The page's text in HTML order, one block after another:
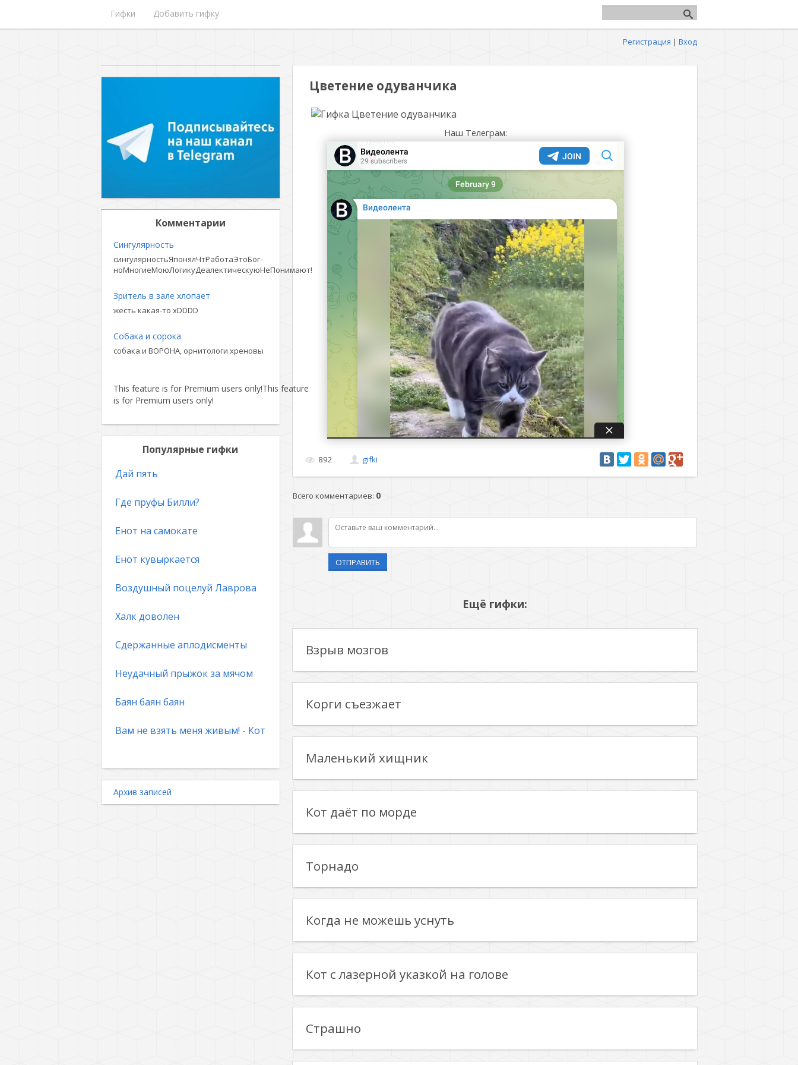
Гифки Добавить гифку
Регистрация | Вход
Цветение одуванчика
Наш Телеграм:
892 gifki
Всего комментариев: 0
ОТПРАВИТЬ
Ещё гифки:
Взрыв мозгов
Корги съезжает
Маленький хищник
Кот даёт по морде
Торнадо
Когда не можешь уснуть
Кот с лазерной указкой на голове
Страшно
Комментарии
Сингулярность
сингулярностьЯпонялЧтРаботаЭтоБог-
ноМногиеМоюЛогикуДеалектическуюНеПонимают!
Зритель в зале хлопает
жесть какая-то xDDDD
Собака и сорока
собака и ВОРОНА, орнитологи хреновы
This feature is for Premium users only!This feature
is for Premium users only!
Популярные гифки
Дай пять
Где пруфы Билли?
Енот на самокате
Енот кувыркается
Воздушный поцелуй Лаврова
Халк доволен
Сдержанные аплодисменты
Неудачный прыжок за мячом
Баян баян баян
Вам не взять меня живым! - Кот
Архив записей